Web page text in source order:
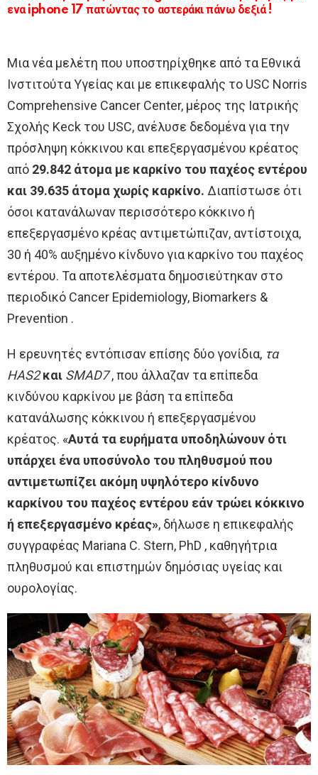
ενα iphone 17 πατώντας το αστεράκι πάνω δεξιά !
Μια νέα μελέτη που υποστηρίχθηκε από τα Εθνικά
Ινστιτούτα Υγείας και με επικεφαλής το USC Norris
Comprehensive Cancer Center, μέρος της Ιατρικής
Σχολής Keck του USC, ανέλυσε δεδομένα για την
πρόσληψη κόκκινου και επεξεργασμένου κρέατος
από 29.842 άτομα με καρκίνο του παχέος εντέρου
και 39.635 άτομα χωρίς καρκίνο. Διαπίστωσε ότι
όσοι κατανάλωναν περισσότερο κόκκινο ή
επεξεργασμένο κρέας αντιμετώπιζαν, αντίστοιχα,
30 ή 40% αυξημένο κίνδυνο για καρκίνο του παχέος
εντέρου. Τα αποτελέσματα δημοσιεύτηκαν στο
περιοδικό Cancer Epidemiology, Biomarkers &
Prevention .
Η ερευνητές εντόπισαν επίσης δύο γονίδια, τα
HAS2και SMAD7, που άλλαζαν τα επίπεδα
κινδύνου καρκίνου με βάση τα επίπεδα
κατανάλωσης κόκκινου ή επεξεργασμένου
κρέατος. «Αυτά τα ευρήματα υποδηλώνουν ότι
υπάρχει ένα υποσύνολο του πληθυσμού που
αντιμετωπίζει ακόμη υψηλότερο κίνδυνο
καρκίνου του παχέος εντέρου εάν τρώει κόκκινο
ή επεξεργασμένο κρέας», δήλωσε η επικεφαλής
συγγραφέας Mariana C. Stern, PhD , καθηγήτρια
πληθυσμού και επιστημών δημόσιας υγείας και
ουρολογίας.